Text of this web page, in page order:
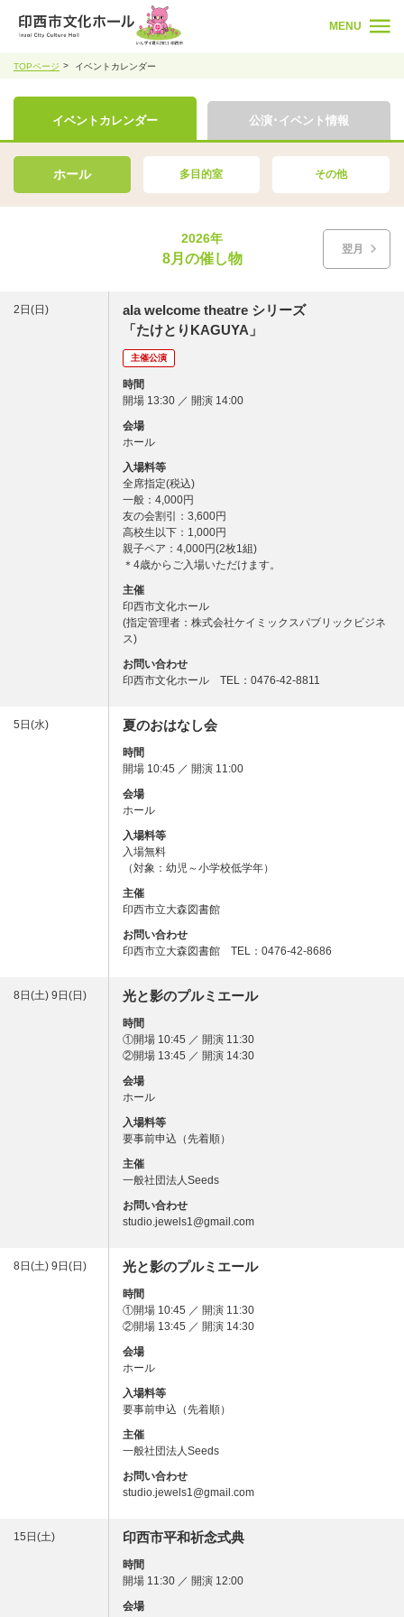
MENU
TOPページ イベントカレンダー
イベントカレンダー 公演･イベント情報
ホール 多目的室 その他
翌月
2026年
8月の催し物
2日(日)
ala welcome theatre シリーズ
「たけとりKAGUYA」
主催公演
時間
開場 13:30 ／ 開演 14:00
会場
ホール
入場料等
全席指定(税込)
一般：4,000円
友の会割引：3,600円
高校生以下：1,000円
親子ペア：4,000円(2枚1組)
＊4歳からご入場いただけます。
主催
印西市文化ホール
(指定管理者：株式会社ケイミックスパブリックビジネ
ス)
お問い合わせ
印西市文化ホール TEL：0476-42-8811
5日(水) 夏のおはなし会
時間
開場 10:45 ／ 開演 11:00
会場
ホール
入場料等
入場無料
（対象：幼児～小学校低学年）
主催
印西市立大森図書館
お問い合わせ
印西市立大森図書館 TEL：0476-42-8686
8日(土) 9日(日) 光と影のプルミエール
時間
①開場 10:45 ／ 開演 11:30
②開場 13:45 ／ 開演 14:30
会場
ホール
入場料等
要事前申込（先着順）
主催
一般社団法人Seeds
お問い合わせ
studio.jewels1@gmail.com
8日(土) 9日(日) 光と影のプルミエール
時間
①開場 10:45 ／ 開演 11:30
②開場 13:45 ／ 開演 14:30
会場
ホール
入場料等
要事前申込（先着順）
主催
一般社団法人Seeds
お問い合わせ
studio.jewels1@gmail.com
15日(土) 印西市平和祈念式典
時間
開場 11:30 ／ 開演 12:00
会場